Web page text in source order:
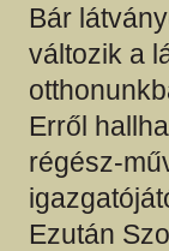
Bár
változik a
Erről
régész-
Ezután